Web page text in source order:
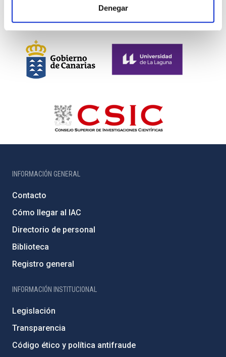
Denegar
INFORMACIÓN GENERAL
Contacto
Cómo llegar al IAC
Directorio de personal
Biblioteca
Registro general
INFORMACIÓN INSTITUCIONAL
Legislación
Transparencia
Código ético y política antifraude